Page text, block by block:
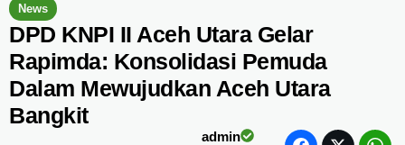
News
DPD KNPI II Aceh Utara Gelar
Rapimda: Konsolidasi Pemuda
Dalam Mewujudkan Aceh Utara
Bangkit
admin